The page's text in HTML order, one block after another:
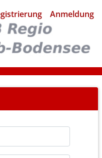
Anmeldung